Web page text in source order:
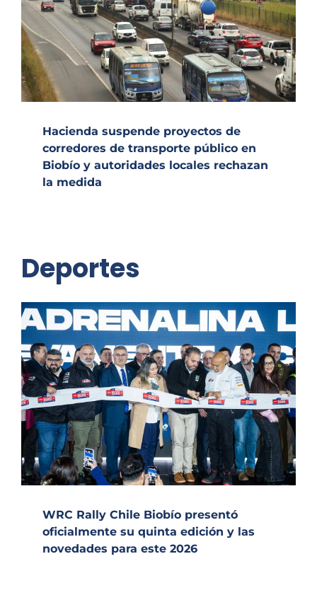
Hacienda suspende proyectos de
corredores de transporte público en
Biobío y autoridades locales rechazan
la medida
Deportes
WRC Rally Chile Biobío presentó
oficialmente su quinta edición y las
novedades para este 2026